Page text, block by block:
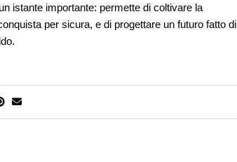
istante importante: permette di coltivare la
per sicura, e di progettare un futuro fatto di